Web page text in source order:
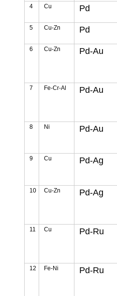
4 Cu Pd
5 Cu-Zn Pd
6
Cu-Zn Pd-Au
7
Fe-Cr-Al Pd-Au
8
Ni Pd-Au
9
Cu Pd-Ag
10
Cu-Zn Pd-Ag
11
Cu Pd-Ru
12
Fe-Ni Pd-Ru